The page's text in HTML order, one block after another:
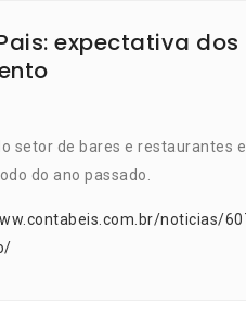
expectativa
setor de bares e restaurantes
do ano passado.
noticias/